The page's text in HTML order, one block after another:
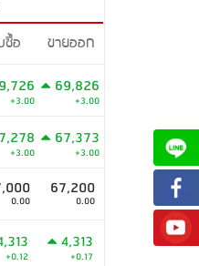
ซื้อ
ขายออก
+3.00
69,826
+3.00
+3.00
67,373
+3.00
0.00
67,200
0.00
+0.12
4,313
+0.17